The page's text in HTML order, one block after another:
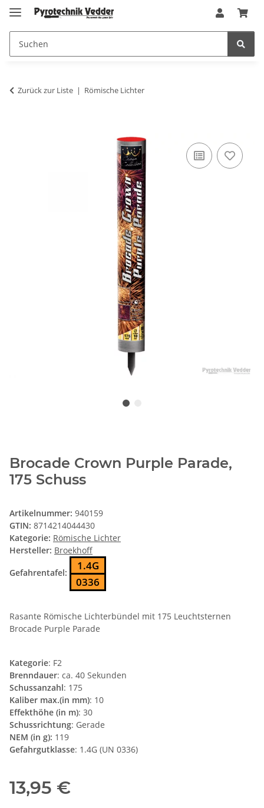
Zurück zur Liste Römische Lichter
Brocade Crown Purple Parade,
175 Schuss
Artikelnummer: 940159
GTIN: 8714214044430
Kategorie: Römische Lichter
Hersteller: Broekhoff
Gefahrentafel:
1.4G
0336
Rasante Römische Lichterbündel mit 175 Leuchtsternen
Brocade Purple Parade
Kategorie: F2
Brenndauer: ca. 40 Sekunden
Schussanzahl: 175
Kaliber max.(in mm): 10
Effekthöhe (in m): 30
Schussrichtung: Gerade
NEM (in g): 119
Gefahrgutklasse: 1.4G (UN 0336)
13,95 €